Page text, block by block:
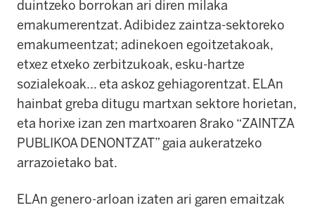
duintzeko borrokan ari diren milaka
emakumerentzat. Adibidez zaintza-sektoreko
emakumeentzat; adinekoen egoitzetakoak,
etxez etxeko zerbitzukoak, esku-hartze
sozialekoak... eta askoz gehiagorentzat. ELAn
hainbat greba ditugu martxan sektore horietan,
eta horixe izan zen martxoaren 8rako “ZAINTZA
PUBLIKOA DENONTZAT” gaia aukeratzeko
arrazoietako bat.
ELAn genero-arloan izaten ari garen emaitzak